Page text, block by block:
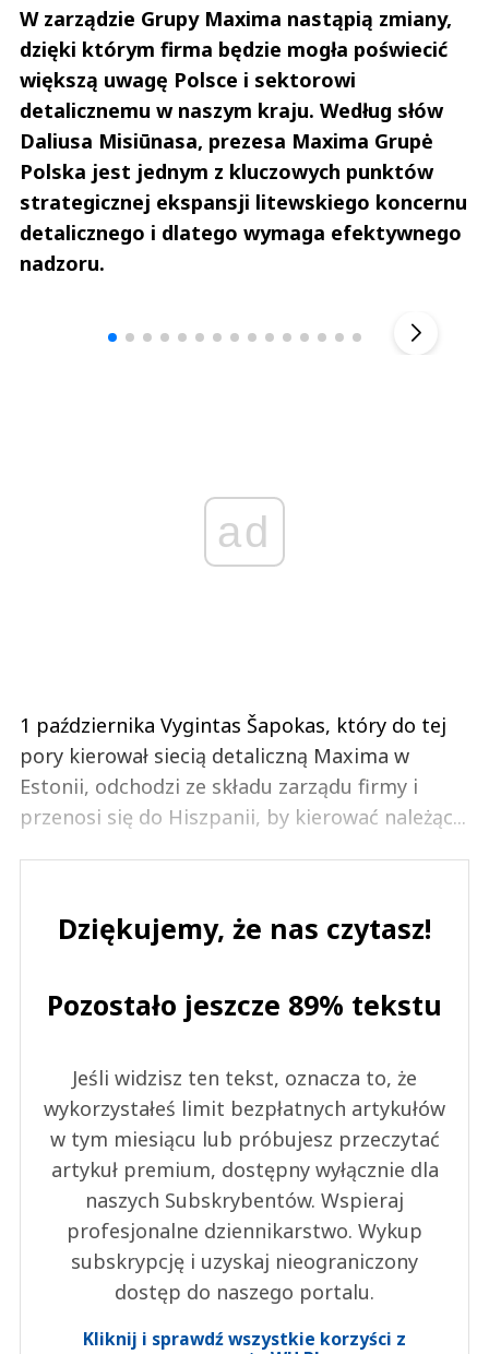
W zarządzie Grupy Maxima nastąpią zmiany,
dzięki którym firma będzie mogła poświecić
większą uwagę Polsce i sektorowi
detalicznemu w naszym kraju. Według słów
Daliusa Misiūnasa, prezesa Maxima Grupė
Polska jest jednym z kluczowych punktów
strategicznej ekspansji litewskiego koncernu
detalicznego i dlatego wymaga efektywnego
nadzoru.
ad
1 października Vygintas Šapokas, który do tej
pory kierował siecią detaliczną Maxima w
Estonii, odchodzi ze składu zarządu firmy i
przenosi się do Hiszpanii, by kierować należąc...
Dziękujemy, że nas czytasz!
Pozostało jeszcze 89% tekstu
Jeśli widzisz ten tekst, oznacza to, że
wykorzystałeś limit bezpłatnych artykułów
w tym miesiącu lub próbujesz przeczytać
artykuł premium, dostępny wyłącznie dla
naszych Subskrybentów. Wspieraj
profesjonalne dziennikarstwo. Wykup
subskrypcję i uzyskaj nieograniczony
dostęp do naszego portalu.
Kliknij i sprawdź wszystkie korzyści z